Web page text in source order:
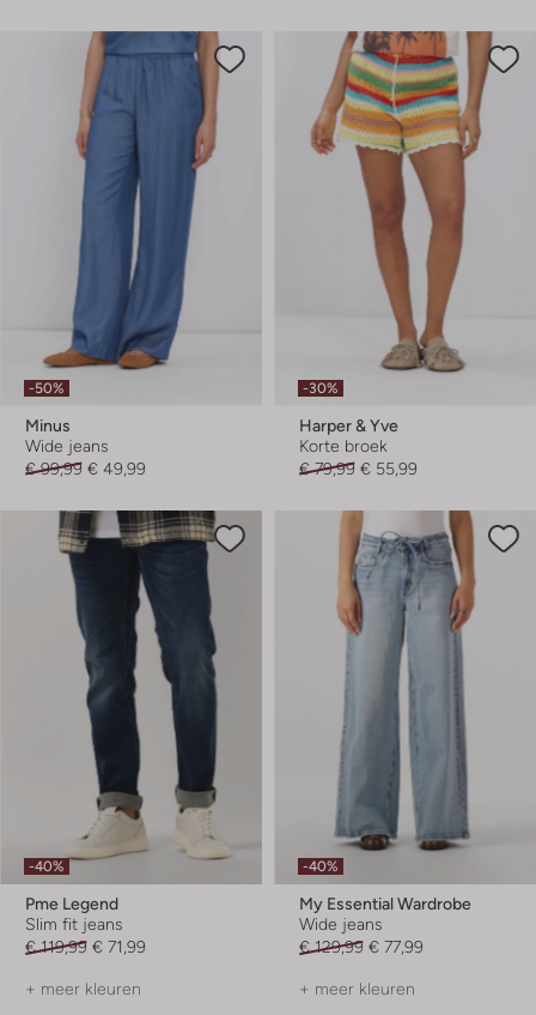
-50%
Minus
Wide jeans
€ 99,99 € 49,99
-30%
Harper & Yve
Korte broek
€ 79,99 € 55,99
-40%
Pme Legend
Slim fit jeans
€ 119,99 € 71,99
+ meer kleuren
-40%
My Essential Wardrobe
Wide jeans
€ 129,99 € 77,99
+ meer kleuren